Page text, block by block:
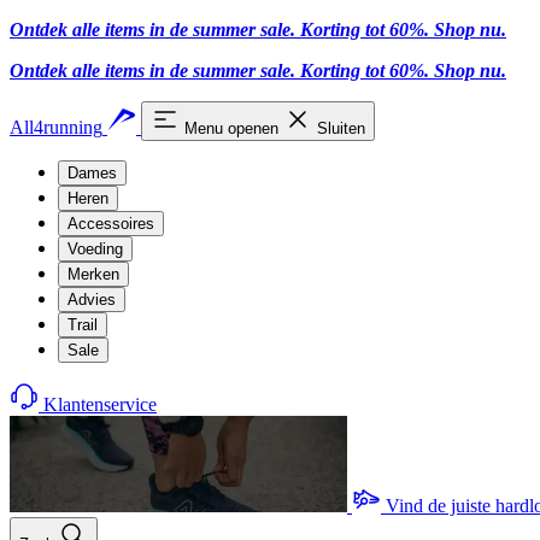
Ontdek alle items in de summer sale. Korting tot 60%. Shop nu.
Ontdek alle items in de summer sale. Korting tot 60%. Shop nu.
All4running Menu openen Sluiten
Dames
Heren
Accessoires
Voeding
Merken
Advies
Trail
Sale
Klantenservice
Vind de juiste